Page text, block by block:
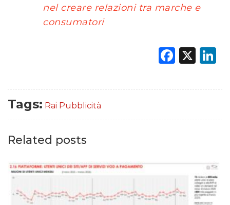
nel creare relazioni tra marche e
consumatori
X
Tags: Rai Pubblicità
Related posts